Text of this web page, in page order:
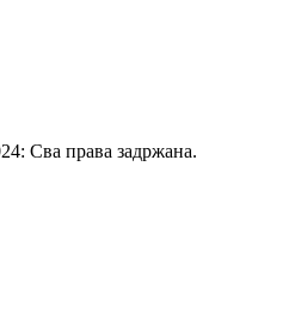
Сва права задржана.